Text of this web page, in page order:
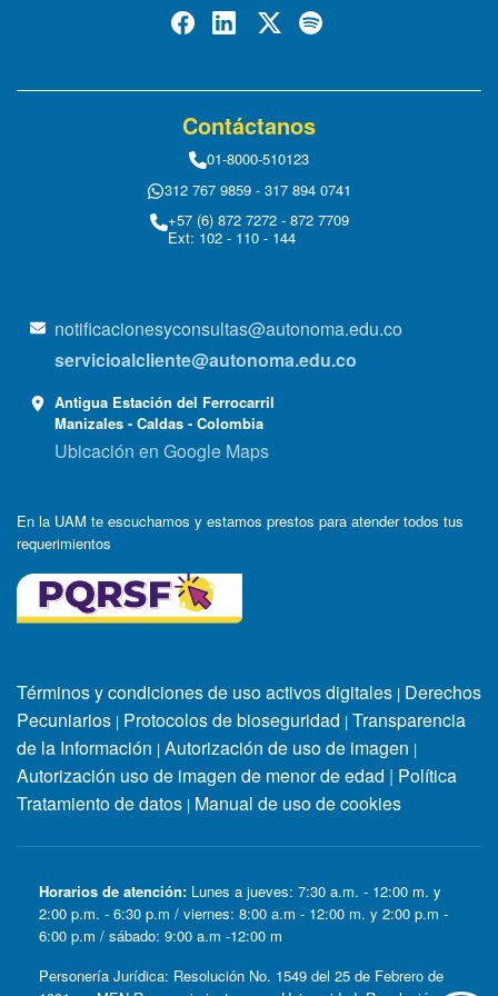
Contáctanos
01-8000-510123
312 767 9859 - 317 894 0741
+57 (6) 872 7272 - 872 7709
Ext: 102 - 110 - 144
notificacionesyconsultas@autonoma.edu.co
servicioalcliente@autonoma.edu.co
Antigua Estación del Ferrocarril
Manizales - Caldas - Colombia
Ubicación en Google Maps
En la UAM te escuchamos y estamos prestos para atender todos tus
requerimientos
Términos y condiciones de uso activos digitales | Derechos
Pecuniarios | Protocolos de bioseguridad | Transparencia
de la Información | Autorización de uso de imagen |
Autorización uso de imagen de menor de edad | Política
Tratamiento de datos | Manual de uso de cookies
Horarios de atención: Lunes a jueves: 7:30 a.m. - 12:00 m. y
2:00 p.m. - 6:30 p.m / viernes: 8:00 a.m - 12:00 m. y 2:00 p.m -
6:00 p.m / sábado: 9:00 a.m -12:00 m
Personería Jurídica: Resolución No. 1549 del 25 de Febrero de